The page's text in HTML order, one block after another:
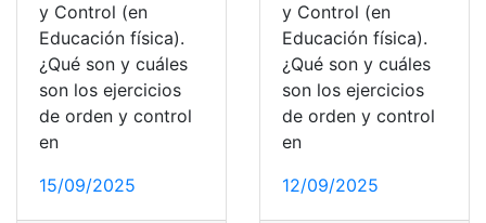
y Control (en
Educación física).
¿Qué son y cuáles
son los ejercicios
de orden y control
en
15/09/2025
y Control (en
Educación física).
¿Qué son y cuáles
son los ejercicios
de orden y control
en
12/09/2025